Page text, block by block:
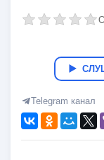
Telegram канал